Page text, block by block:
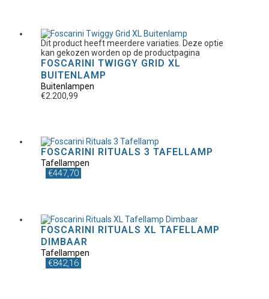
Dit product heeft meerdere variaties. Deze optie
kan gekozen worden op de productpagina
FOSCARINI TWIGGY GRID XL
BUITENLAMP
Buitenlampen
€2.200,99
FOSCARINI RITUALS 3 TAFELLAMP
Tafellampen
€447,70
FOSCARINI RITUALS XL TAFELLAMP
DIMBAAR
Tafellampen
€842,16